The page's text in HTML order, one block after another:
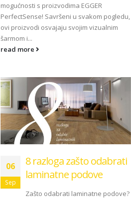
mogućnosti s proizvodima EGGER
PerfectSense! Savršeni u svakom pogledu,
ovi proizvodi osvajaju svojim vizualnim
šarmom i...
read more
06
Sep
8 razloga zašto odabrati
laminatne podove
Zašto odabrati laminatne podove?